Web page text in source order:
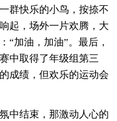
群快乐的小鸟，按捺不
起，场外一片欢腾，大
“加油，加油”。最后，
中取得了年级组第三
成绩，但欢乐的运动会
结束，那激动人心的